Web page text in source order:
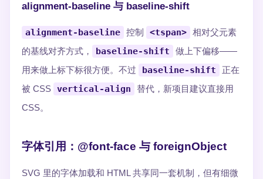
alignment-baseline 与 baseline-shift
alignment-baseline 控制 <tspan> 相对父元素
的基线对齐方式，
baseline-shift
做上下偏移——
用来做上标下标很方便。不过
baseline-shift
正在
被 CSS vertical-align
替代，新项目建议直接用
CSS。
字体引用：@font-face 与 foreignObject
SVG 里的字体加载和 HTML 共享同一套机制，但有细微